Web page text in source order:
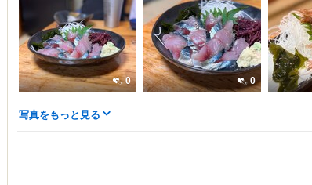
0 0
写真をもっと見る